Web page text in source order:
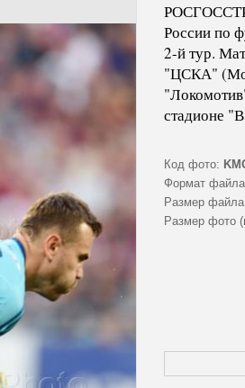
России по
2-й тур.
"ЦСКА"
стадионе
Код фото:
Формат
Размер
Размер фото